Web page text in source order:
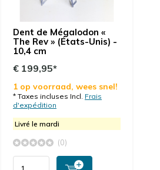
Dent de Mégalodon «
The Rev » (États-Unis) -
10,4 cm
€ 199,95*
1 op voorraad, wees snel!
* Taxes incluses Incl. Frais
d'expédition
Livré le mardi
(0)